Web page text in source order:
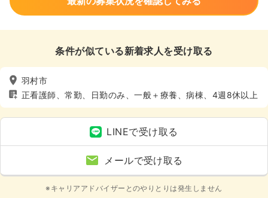
条件が似ている新着求人を受け取る
羽村市
正看護師、常勤、日勤のみ、一般＋療養、病棟、4週8休以上
LINEで受け取る
メールで受け取る
※キャリアアドバイザーとのやりとりは発生しません